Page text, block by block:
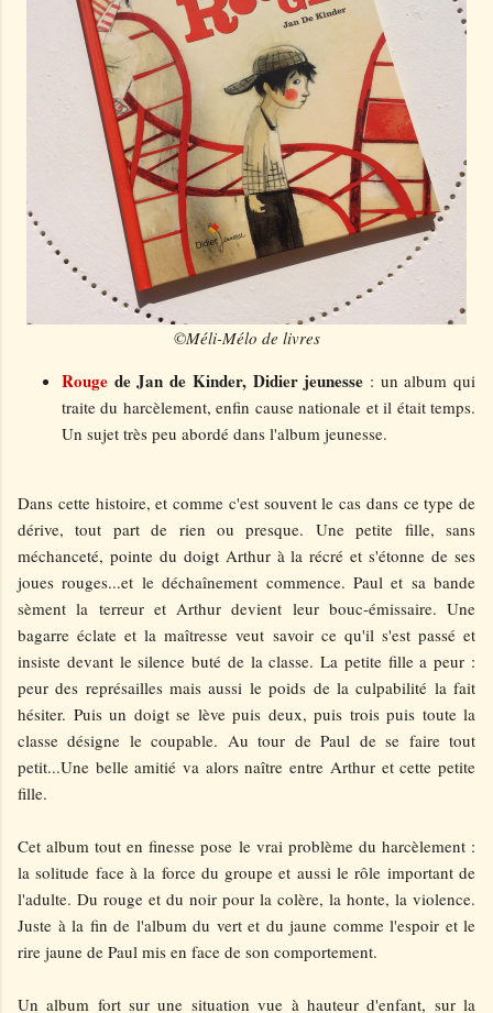
©Méli-Mélo de livres
Rouge de Jan de Kinder, Didier jeunesse : un album qui
traite du harcèlement, enfin cause nationale et il était temps.
Un sujet très peu abordé dans l'album jeunesse.
Dans cette histoire, et comme c'est souvent le cas dans ce type de
dérive, tout part de rien ou presque. Une petite fille, sans
méchanceté, pointe du doigt Arthur à la récré et s'étonne de ses
joues rouges...et le déchaînement commence. Paul et sa bande
sèment la terreur et Arthur devient leur bouc-émissaire. Une
bagarre éclate et la maîtresse veut savoir ce qu'il s'est passé et
insiste devant le silence buté de la classe. La petite fille a peur :
peur des représailles mais aussi le poids de la culpabilité la fait
hésiter. Puis un doigt se lève puis deux, puis trois puis toute la
classe désigne le coupable. Au tour de Paul de se faire tout
petit...Une belle amitié va alors naître entre Arthur et cette petite
fille.
Cet album tout en finesse pose le vrai problème du harcèlement :
la solitude face à la force du groupe et aussi le rôle important de
l'adulte. Du rouge et du noir pour la colère, la honte, la violence.
Juste à la fin de l'album du vert et du jaune comme l'espoir et le
rire jaune de Paul mis en face de son comportement.
Un album fort sur une situation vue à hauteur d'enfant, sur la